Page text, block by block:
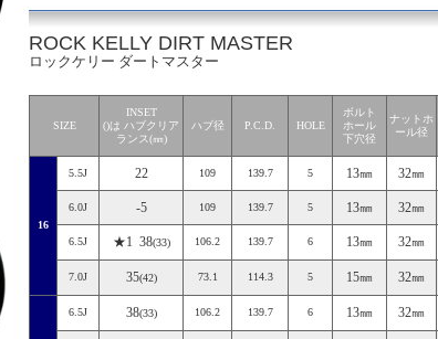
ROCK KELLY DIRT MASTER
ロックケリー ダートマスター
SIZE
INSET
()は ハブクリア
ランス(㎜)
ハブ径 P.C.D. HOLE
ボルト
ホール
下穴径
ナットホ
ール径
16
5.5J 22 109 139.7 5 13㎜ 32㎜
6.0J -5 109 139.7 5 13㎜ 32㎜
6.5J ★1 38(33) 106.2 139.7 6 13㎜ 32㎜
7.0J 35(42) 73.1 114.3 5 15㎜ 32㎜
6.5J 38(33) 106.2 139.7 6 13㎜ 32㎜